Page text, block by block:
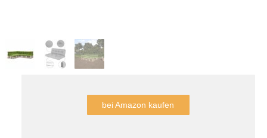
bei Amazon kaufen